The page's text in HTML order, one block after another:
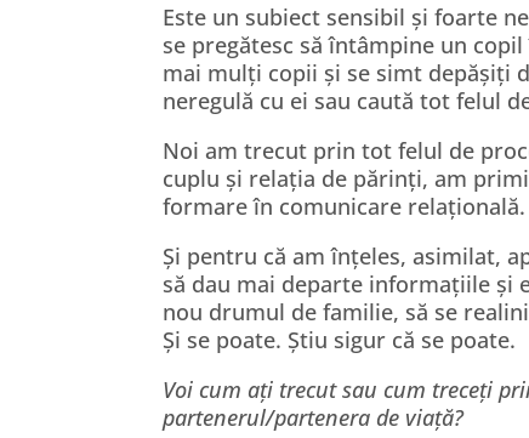
Este un subiect sensibil și foarte
se pregătesc să întâmpine un
mai mulți copii și se simt depășiți
neregulă cu ei sau caută tot felul
Noi am trecut prin tot felul de
cuplu și relația de părinți, am
formare în comunicare relațională.
Și pentru că am înțeles, asimilat,
să dau mai departe informațiile și
nou drumul de familie, să se
Și se poate. Știu sigur că se poate.
Voi cum ați trecut sau cum treceți
partenerul/partenera de viață?